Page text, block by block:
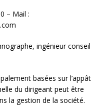
– Mail :
ingénieur conseil
basées sur l’appât
du dirigeant peut être
la gestion de la société.